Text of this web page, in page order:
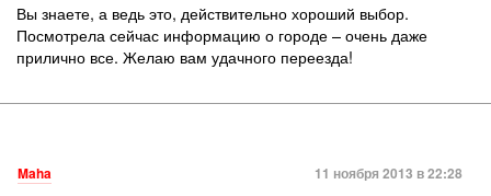
Вы знаете, а ведь это, действительно хороший выбор.
Посмотрела сейчас информацию о городе – очень даже
прилично все. Желаю вам удачного переезда!
Maha 11 ноября 2013 в 22:28